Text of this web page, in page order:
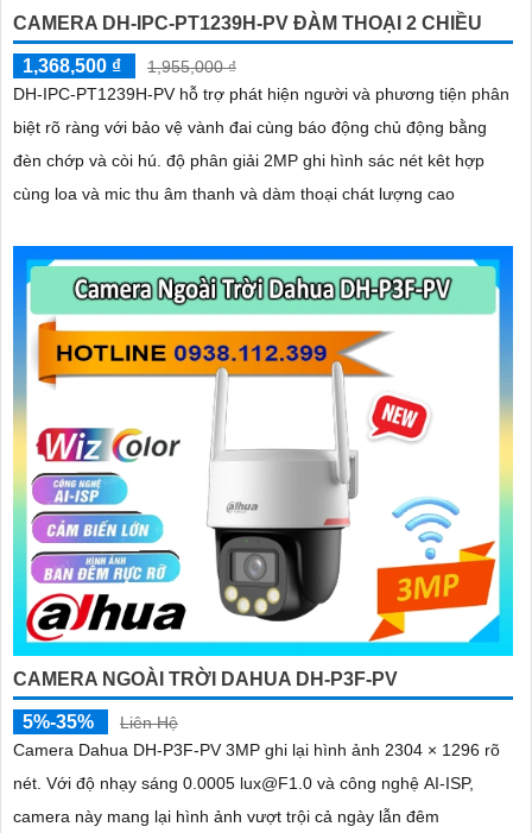
CAMERA DH-IPC-PT1239H-PV ĐÀM THOẠI 2 CHIỀU
1,368,500 ₫
1,955,000 ₫
DH-IPC-PT1239H-PV hỗ trợ phát hiện người và phương tiện phân
biệt rõ ràng với bảo vệ vành đai cùng báo động chủ động bằng
đèn chớp và còi hú. độ phân giải 2MP ghi hình sác nét kêt hợp
cùng loa và mic thu âm thanh và dàm thoại chát lượng cao
CAMERA NGOÀI TRỜI DAHUA DH-P3F-PV
5%-35%
Liên Hệ
Camera Dahua DH-P3F-PV 3MP ghi lại hình ảnh 2304 × 1296 rõ
nét. Với độ nhạy sáng 0.0005 lux@F1.0 và công nghệ AI-ISP,
camera này mang lại hình ảnh vượt trội cả ngày lẫn đêm